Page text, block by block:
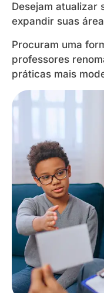
Desejam atualizar
expandir suas
Procuram uma
professores
práticas mais